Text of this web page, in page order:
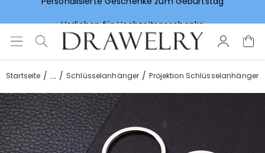
Startseite ... Schlüsselanhänger Projektion Schlüsselanhänger